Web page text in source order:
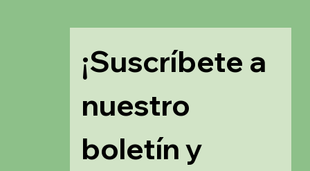
¡Suscríbete a
nuestro
boletín y